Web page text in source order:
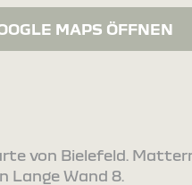
MAPS ÖFFNEN
von Bielefeld.
Lange Wand 8.